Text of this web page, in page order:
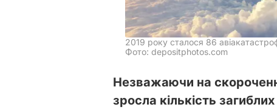
2019 року сталося 86
Фото: depositphotos.com
Незважаючи на
зросла кількість